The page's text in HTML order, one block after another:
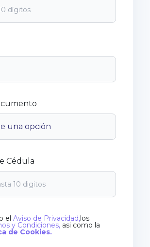
Cédula
el Aviso de Privacidad,los
y Condiciones, asi como la
de Cookies.